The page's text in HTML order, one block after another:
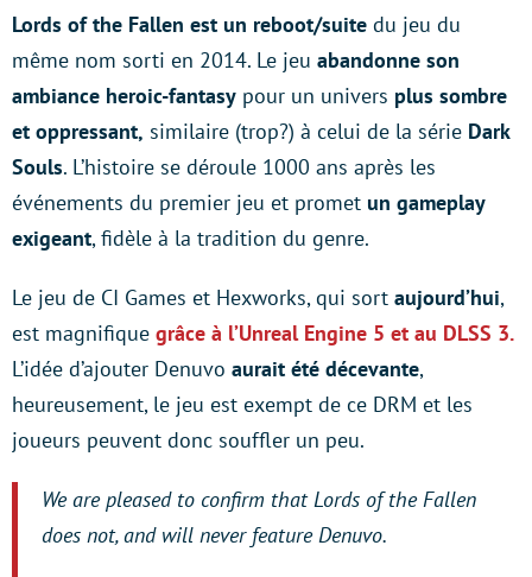
Lords of the Fallen est un reboot/suite du jeu du
même nom sorti en 2014. Le jeu abandonne son
ambiance heroic-fantasy pour un univers plus sombre
et oppressant, similaire (trop?) à celui de la série Dark
Souls. L’histoire se déroule 1000 ans après les
événements du premier jeu et promet un gameplay
exigeant, fidèle à la tradition du genre.
Le jeu de CI Games et Hexworks, qui sort aujourd’hui,
est magnifique grâce à l’Unreal Engine 5 et au DLSS 3.
L’idée d’ajouter Denuvo aurait été décevante,
heureusement, le jeu est exempt de ce DRM et les
joueurs peuvent donc souffler un peu.
We are pleased to confirm that Lords of the Fallen
does not, and will never feature Denuvo.